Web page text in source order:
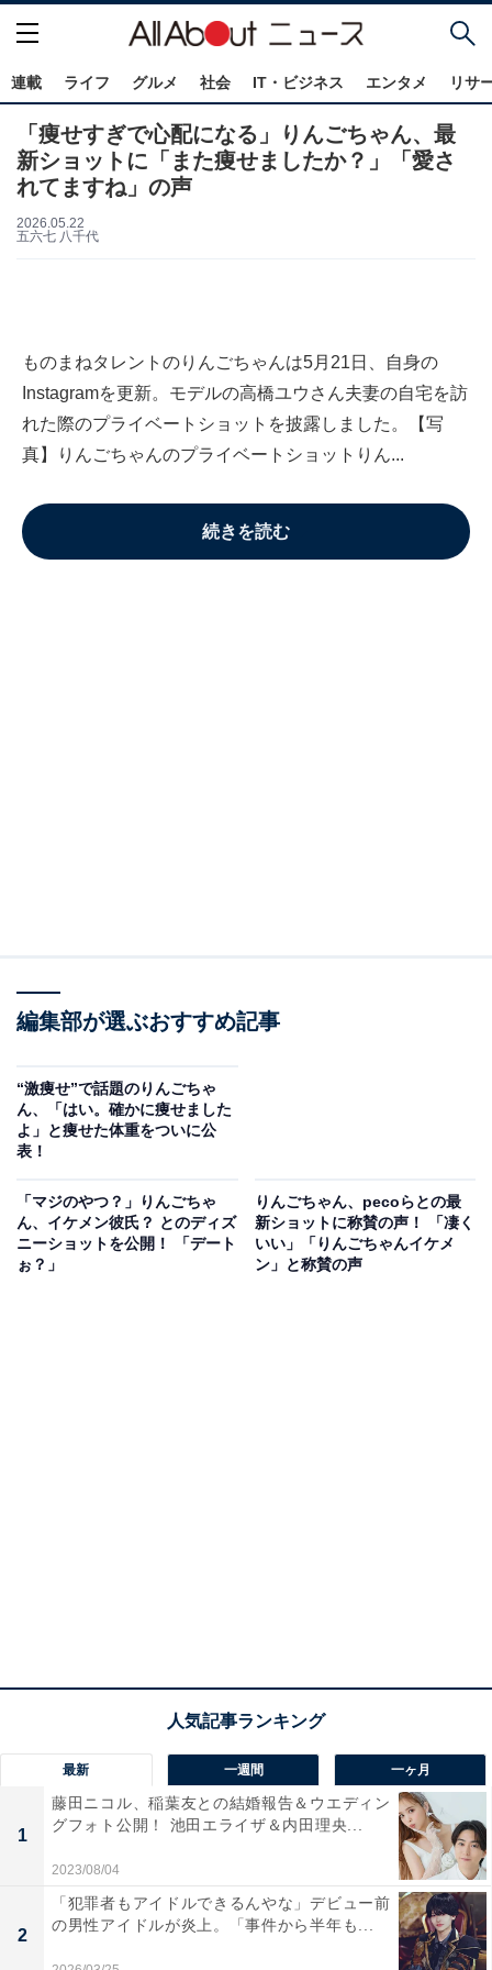
連載 ライフ グルメ 社会 IT・ビジネス エンタメ リサ
「痩せすぎで心配になる」りんごちゃん、最
新ショットに「また痩せましたか？」「愛さ
れてますね」の声
2026.05.22
五六七 八千代
ものまねタレントのりんごちゃんは5月21日、自身の
Instagramを更新。モデルの高橋ユウさん夫妻の自宅を訪
れた際のプライベートショットを披露しました。【写
真】りんごちゃんのプライベートショットりん...
続きを読む
編集部が選ぶおすすめ記事
“激痩せ”で話題のりんごちゃ
ん、「はい。確かに痩せました
よ」と痩せた体重をついに公
表！
「マジのやつ？」りんごちゃ
ん、イケメン彼氏？ とのディズ
ニーショットを公開！ 「デート
ぉ？」
りんごちゃん、pecoらとの最
新ショットに称賛の声！ 「凄く
いい」「りんごちゃんイケメ
ン」と称賛の声
最新 一週間 一ヶ月
1
藤田ニコル、稲葉友との結婚報告＆ウエディン
グフォト公開！ 池田エライザ＆内田理央...
2023/08/04
2
「犯罪者もアイドルできるんやな」デビュー前
の男性アイドルが炎上。「事件から半年も...